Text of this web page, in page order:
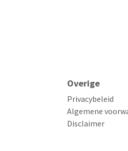
Overige
Privacybeleid
Algemene
Disclaimer